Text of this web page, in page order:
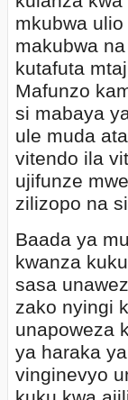
mkubwa
makubwa
kutafuta
Mafunzo
si mabaya
ule muda
vitendo ila
ujifunze
zilizopo na
Baada ya
kwanza
sasa
zako nyingi
unapoweza
ya haraka
vinginevyo